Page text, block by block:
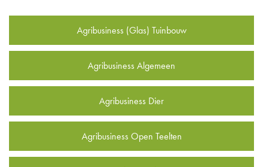
Agribusiness (Glas) Tuinbouw
Agribusiness Algemeen
Agribusiness Dier
Agribusiness Open Teelten